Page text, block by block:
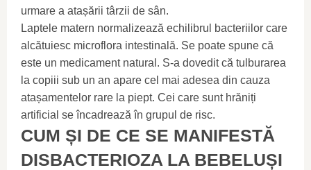
urmare a atașării târzii de sân.
Laptele matern normalizează echilibrul bacteriilor care
alcătuiesc microflora intestinală. Se poate spune că
este un medicament natural. S-a dovedit că tulburarea
la copiii sub un an apare cel mai adesea din cauza
atașamentelor rare la piept. Cei care sunt hrăniți
artificial se încadrează în grupul de risc.
CUM ȘI DE CE SE MANIFESTĂ
DISBACTERIOZA LA BEBELUȘI